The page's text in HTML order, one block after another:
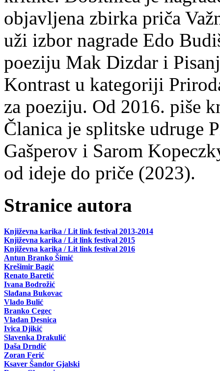
objavljena zbirka priča
uži izbor nagrade Edo
poeziju Mak Dizdar i
Kontrast u kategoriji
za poeziju. Od 2016. piše
Članica je splitske udruge
Gašperov i Sarom
od ideje do priče (2023).
Stranice autora
Književna karika / Lit link festival 2013-2014
Književna karika / Lit link festival 2015
Književna karika / Lit link festival 2016
Antun Branko Šimić
Krešimir Bagić
Renato Baretić
Ivana Bodrožić
Slađana Bukovac
Vlado Bulić
Branko Cegec
Vladan Desnica
Ivica Djikić
Slavenka Drakulić
Daša Drndić
Zoran Ferić
Ksaver Šandor Gjalski